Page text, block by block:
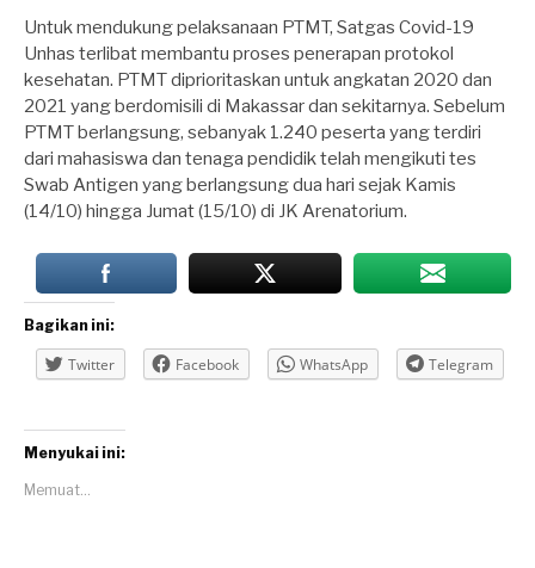
Untuk mendukung pelaksanaan PTMT, Satgas Covid-19
Unhas terlibat membantu proses penerapan protokol
kesehatan. PTMT diprioritaskan untuk angkatan 2020 dan
2021 yang berdomisili di Makassar dan sekitarnya. Sebelum
PTMT berlangsung, sebanyak 1.240 peserta yang terdiri
dari mahasiswa dan tenaga pendidik telah mengikuti tes
Swab Antigen yang berlangsung dua hari sejak Kamis
(14/10) hingga Jumat (15/10) di JK Arenatorium.
Bagikan ini:
Twitter Facebook WhatsApp Telegram
Menyukai ini:
Memuat...